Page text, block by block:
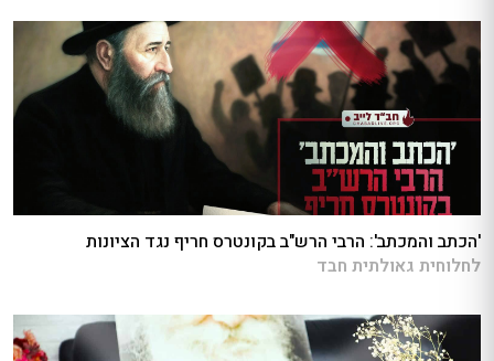
'הכתב והמכתב': הרבי הרש"ב בקונטרס חריף נגד הציונות
לחלוחית גאולתית חבד